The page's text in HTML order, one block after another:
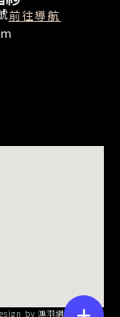
前往導航
by 鴻羽網路